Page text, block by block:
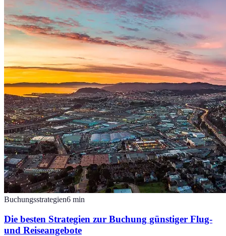
Buchungsstrategien6 min
Die besten Strategien zur Buchung günstiger Flug-
und Reiseangebote